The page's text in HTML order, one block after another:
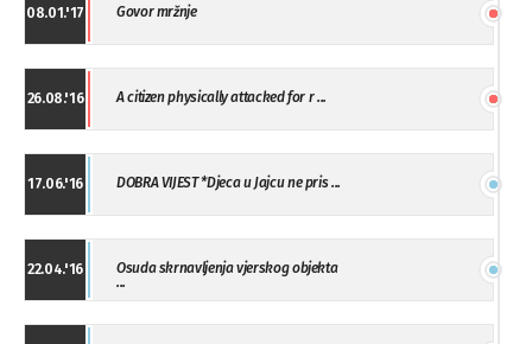
08.01.'17 Govor mržnje
26.08.'16 A citizen physically attacked for r ...
17.06.'16 DOBRA VIJEST *Djeca u Jajcu ne pris ...
22.04.'16
Osuda skrnavljenja vjerskog objekta
...